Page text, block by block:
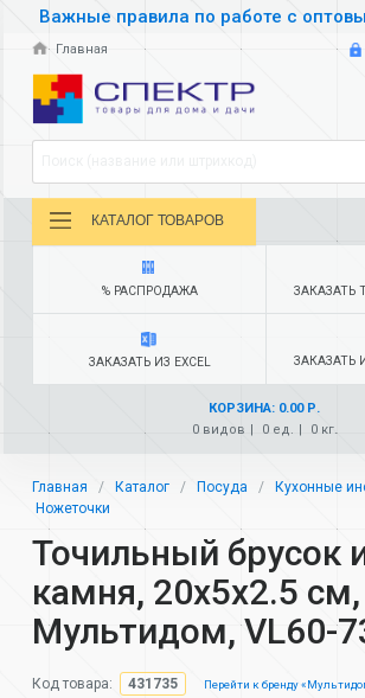
Важные правила по работе с
Главная
КАТАЛОГ ТОВАРОВ
% РАСПРОДАЖА ЗАКАЗАТЬ
ЗАКАЗАТЬ ИЗ EXCEL ЗАКАЗАТЬ
КОРЗИНА: 0.00 Р.
0 видов
0 ед. 0 кг.
Главная Каталог Посуда
Кухонные
Ножеточки
Точильный брусок
камня, 20х5х2.5 см,
Мультидом, VL60-
Код товара: 431735 Перейти к бренду